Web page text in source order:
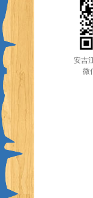
安吉
微